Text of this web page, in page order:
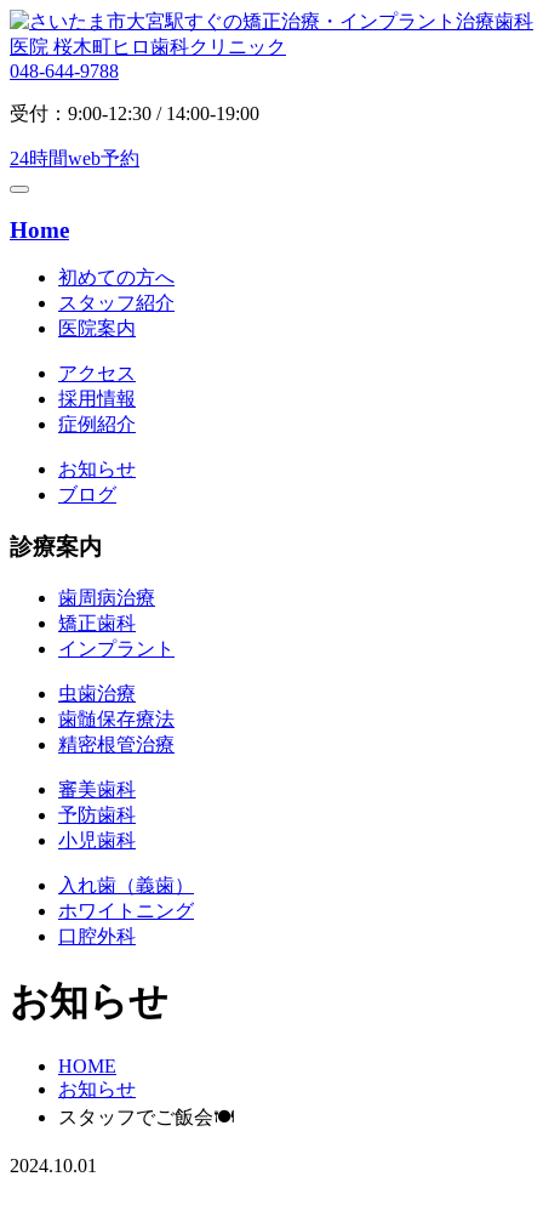
048-644-9788
受付：9:00-12:30 / 14:00-19:00
24時間web予約
Home
初めての方へ
スタッフ紹介
医院案内
アクセス
採用情報
症例紹介
お知らせ
ブログ
診療案内
歯周病治療
矯正歯科
インプラント
虫歯治療
歯髄保存療法
精密根管治療
審美歯科
予防歯科
小児歯科
入れ歯（義歯）
ホワイトニング
口腔外科
お知らせ
HOME
お知らせ
スタッフでご飯会🍽
2024.10.01